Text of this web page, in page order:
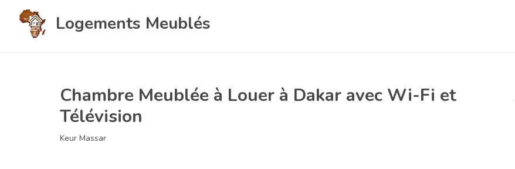
Logements Meublés
Chambre Meublée à Louer à Dakar avec Wi-Fi et
Télévision
Keur Massar